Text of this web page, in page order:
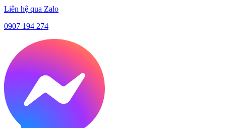
Liên hệ qua Zalo
0907 194 274